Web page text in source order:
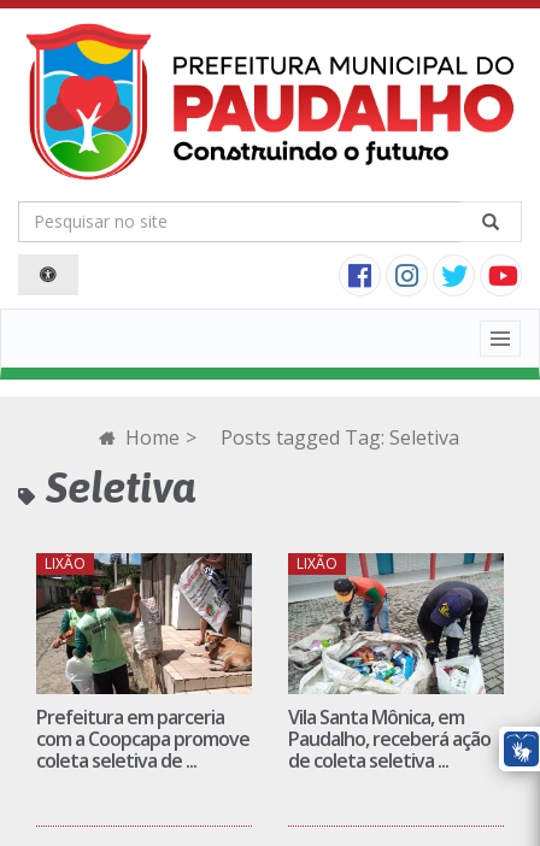
Home > Posts tagged Tag: Seletiva
Seletiva
LIXÃO
Prefeitura em parceria
com a Coopcapa promove
coleta seletiva de ...
LIXÃO
Vila Santa Mônica, em
Paudalho, receberá ação
de coleta seletiva ...